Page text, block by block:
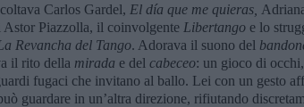
Carlos Gardel, El día que me quieras,
Astor Piazzolla, il coinvolgente Libertango e lo
Revancha del Tango. Adorava il suono del
il rito della mirada e del cabeceo: un gioco di
fugaci che invitano al ballo. Lei con un gesto
guardare in un’altra direzione, rifiutando